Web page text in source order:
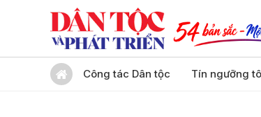
Công tác Dân tộc Tín ngưỡng